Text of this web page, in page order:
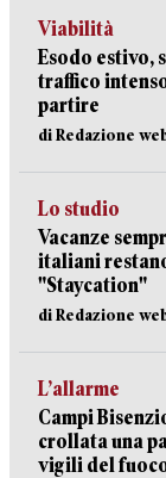
Viabilità
Esodo estivo,
traffico
partire
di Redazione
Lo studio
Vacanze
italiani
"Staycation"
di Redazione
L’allarme
Campi
crollata una
vigili del